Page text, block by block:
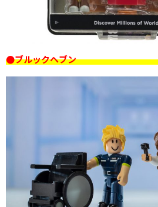
●ブルックヘブン